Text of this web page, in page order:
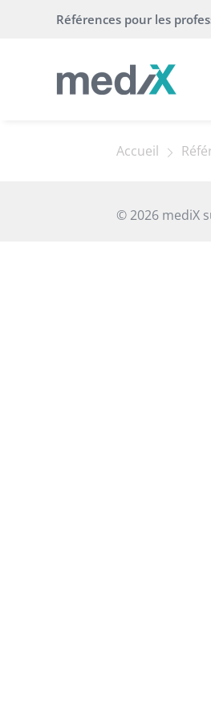
Références pour les
Accueil
© 2026 mediX